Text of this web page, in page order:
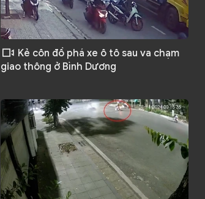
Kẻ côn đồ phá xe ô tô sau va chạm
giao thông ở Bình Dương